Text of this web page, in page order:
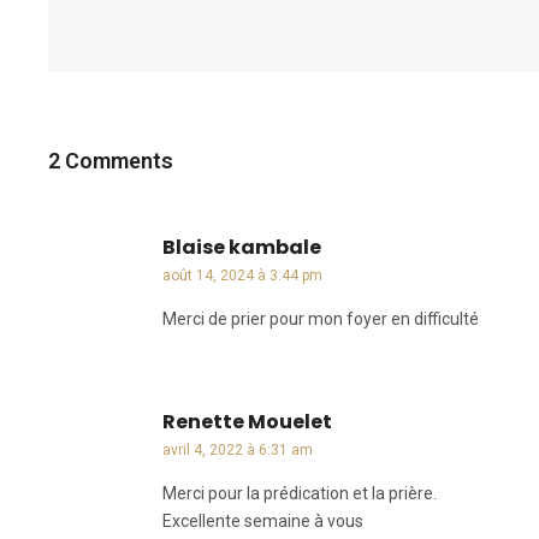
2 Comments
Blaise kambaledit :
août 14, 2024 à 3:44 pm
Merci de prier pour mon foyer en difficulté
Renette Mouelet
avril 4, 2022 à 6:31 am
Merci pour la prédication et la prière.
Excellente semaine à vous